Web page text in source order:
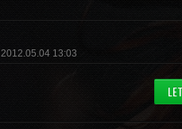
2012.05.04 13:03